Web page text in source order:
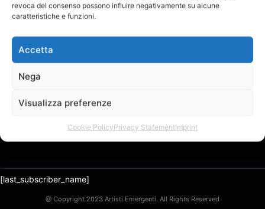
revoca del consenso possono influire negativamente su alcune
caratteristiche e funzioni.
Accetta
Nega
Visualizza preferenze
Cookie PolicyPrivacy StatementImprint
Account ADMIN ufficiale. COMING SOON.
[last_subscriber_name]
@ Copyright 2023 Artisti Emergenti. All Rights Reserved